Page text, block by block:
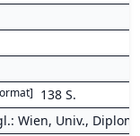
] 138 S.
Wien, Univ.,